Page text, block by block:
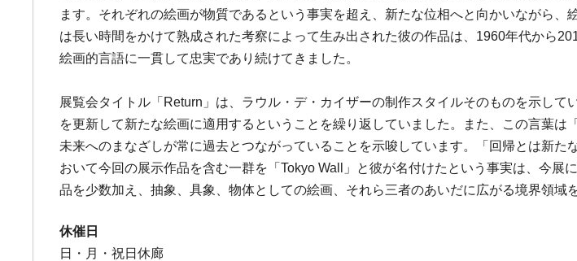
ます。それぞれの絵画が物質であるという事実を超え、新たな位相へと向かいながら
は長い時間をかけて熟成された考察によって生み出された彼の作品は、1960年代から
絵画的言語に一貫して忠実であり続けてきました。
展覧会タイトル「Return」は、ラウル・デ・カイザーの制作スタイルそのものを示し
を更新して新たな絵画に適用するということを繰り返していました。また、この言葉
未来へのまなざしが常に過去とつながっていることを示唆しています。「回帰とは新
おいて今回の展示作品を含む一群を「Tokyo Wall」と彼が名付けたという事実は、今
品を少数加え、抽象、具象、物体としての絵画、それら三者のあいだに広がる境界領域
休催日
日・月・祝日休廊